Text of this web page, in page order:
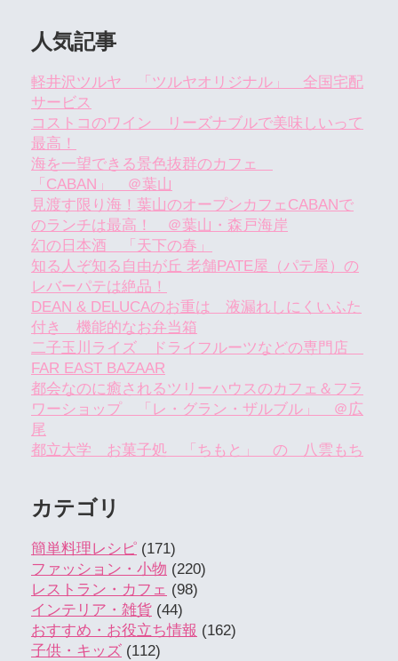
人気記事
軽井沢ツルヤ 「ツルヤオリジナル」 全国宅配
サービス
コストコのワイン リーズナブルで美味しいって
最高！
海を一望できる景色抜群のカフェ
「CABAN」 ＠葉山
見渡す限り海！葉山のオープンカフェCABANで
のランチは最高！ ＠葉山・森戸海岸
幻の日本酒 「天下の春」
知る人ぞ知る自由が丘 老舗PATE屋（パテ屋）の
レバーパテは絶品！
DEAN & DELUCAのお重は 液漏れしにくいふた
付き 機能的なお弁当箱
二子玉川ライズ ドライフルーツなどの専門店
FAR EAST BAZAAR
都会なのに癒されるツリーハウスのカフェ＆フラ
ワーショップ 「レ・グラン・ザルブル」 ＠広
尾
都立大学 お菓子処 「ちもと」 の 八雲もち
カテゴリ
簡単料理レシピ (171)
ファッション・小物 (220)
レストラン・カフェ (98)
インテリア・雑貨 (44)
おすすめ・お役立ち情報 (162)
子供・キッズ (112)